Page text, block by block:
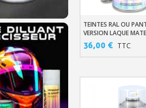
Ajouter Au
TEINTES RAL OU
VERSION LAQUE MATE
POLYURÉTHANE
36,00 € TTC